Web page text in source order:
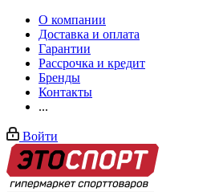
О компании
Доставка и оплата
Гарантии
Рассрочка и кредит
Бренды
Контакты
...
Войти